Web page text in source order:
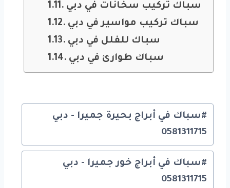
سباك تركيب سخانات في دبي
سباك تركيب مواسير في دبي
سباك للفلل في دبي
سباك طوارئ في دبي
Post
Tags:
#سباك في أبراج بحيرة جميرا - دبي
0581311715
#سباك في أبراج خور جميرا - دبي
0581311715